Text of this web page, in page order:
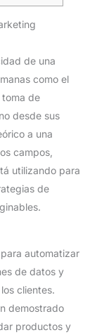
de una
como el
de
desde sus
a una
campos,
utilizando para
de
automatizar
de datos y
clientes.
demostrado
productos y